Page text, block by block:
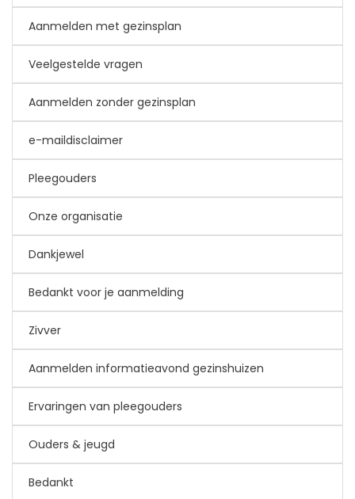
Aanmelden met gezinsplan
Veelgestelde vragen
Aanmelden zonder gezinsplan
e-maildisclaimer
Pleegouders
Onze organisatie
Dankjewel
Bedankt voor je aanmelding
Zivver
Aanmelden informatieavond gezinshuizen
Ervaringen van pleegouders
Ouders & jeugd
Bedankt